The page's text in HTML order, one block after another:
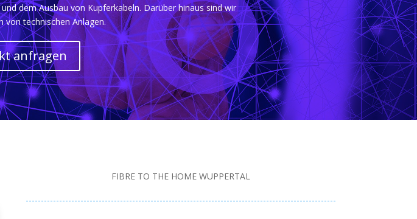
dem Ausbau von Kupferkabeln. Darüber hinaus sind wir
von technischen Anlagen.
anfragen
FIBRE TO THE HOME WUPPERTAL